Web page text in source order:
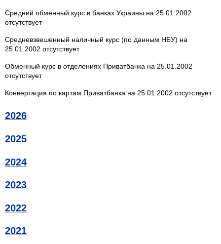
Средний обменный курс в банках Украины на 25.01.2002
отсутствует
Средневзвешенный наличный курс (по данным НБУ) на
25.01.2002 отсутствует
Обменный курс в отделениях Приватбанка на 25.01.2002
отсутствует
Конвертация по картам Приватбанка на 25.01.2002 отсутствует
2026
2025
2024
2023
2022
2021